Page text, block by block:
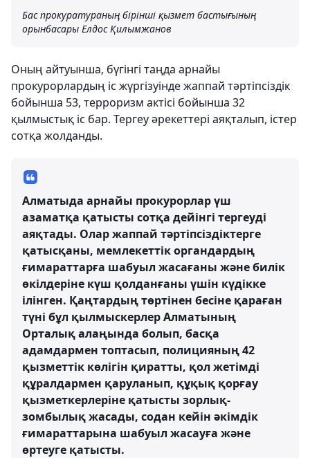
Бас прокуратураның бірінші қызмет бастығының
орынбасары Елдос Қилымжанов
Оның айтуынша, бүгінгі таңда арнайы
прокурорлардың іс жүргізуінде жаппай тәртіпсіздік
бойынша 53, терроризм актісі бойынша 32
қылмыстық іс бар. Тергеу әрекеттері аяқталып, істер
сотқа жолданды.
Алматыда арнайы прокурорлар үш
азаматқа қатысты сотқа дейінгі тергеуді
аяқтады. Олар жаппай тәртіпсіздіктерге
қатысқаны, мемлекеттік органдардың
ғимараттарға шабуыл жасағаны және билік
өкілдеріне күш қолданғаны үшін күдікке
ілінген. Қаңтардың төртінен бесіне қараған
түні бұл қылмыскерлер Алматының
Орталық алаңында болып, басқа
адамдармен топтасып, полицияның 42
қызметтік көлігін қиратты, қол жетімді
құралдармен қаруланып, құқық қорғау
қызметкерлеріне қатысты зорлық-
зомбылық жасады, содан кейін әкімдік
ғимараттарына шабуыл жасауға және
өртеуге қатысты.